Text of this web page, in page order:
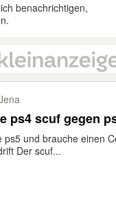
benachrichtigen,
ps4 scuf gegen
ps5 und brauche einen
Der scuf...